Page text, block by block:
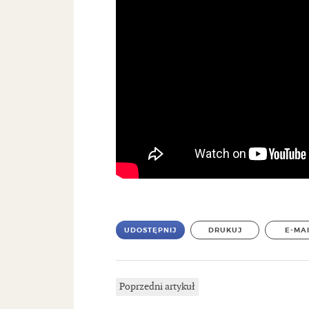
UDOSTĘPNIJ DRUKUJ E-
Poprzedni artykuł